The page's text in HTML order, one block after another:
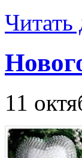
Читать
11